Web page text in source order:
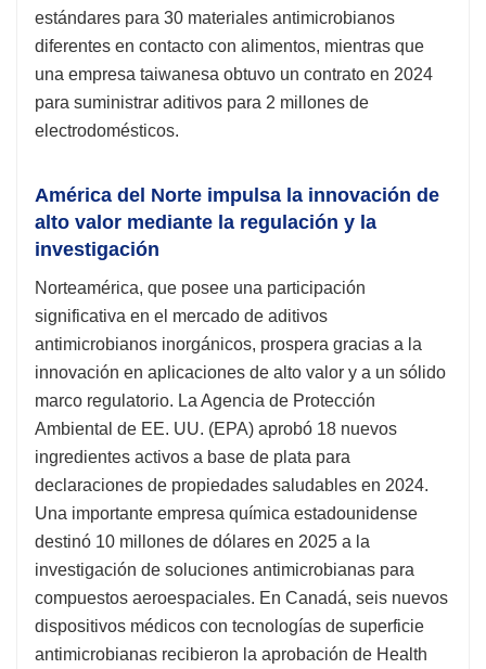
estándares para 30 materiales antimicrobianos
diferentes en contacto con alimentos, mientras que
una empresa taiwanesa obtuvo un contrato en 2024
para suministrar aditivos para 2 millones de
electrodomésticos.
América del Norte impulsa la innovación de
alto valor mediante la regulación y la
investigación
Norteamérica, que posee una participación
significativa en el mercado de aditivos
antimicrobianos inorgánicos, prospera gracias a la
innovación en aplicaciones de alto valor y a un sólido
marco regulatorio. La Agencia de Protección
Ambiental de EE. UU. (EPA) aprobó 18 nuevos
ingredientes activos a base de plata para
declaraciones de propiedades saludables en 2024.
Una importante empresa química estadounidense
destinó 10 millones de dólares en 2025 a la
investigación de soluciones antimicrobianas para
compuestos aeroespaciales. En Canadá, seis nuevos
dispositivos médicos con tecnologías de superficie
antimicrobianas recibieron la aprobación de Health